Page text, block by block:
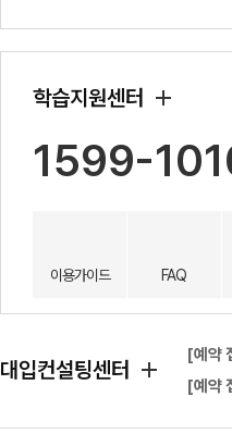
학습지원센터
1599-
이용가이드 FAQ
대입컨설팅센터
[예약
[예약